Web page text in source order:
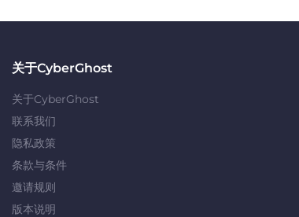
关于CyberGhost
关于CyberGhost
联系我们
隐私政策
条款与条件
邀请规则
版本说明